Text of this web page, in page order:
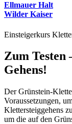
Ellmauer Halt
Wilder Kaiser
Einsteigerkurs
Zum Testen
Gehens!
Der Grünstein-
Voraussetzungen,
Klettersteiggehens
um die auf den